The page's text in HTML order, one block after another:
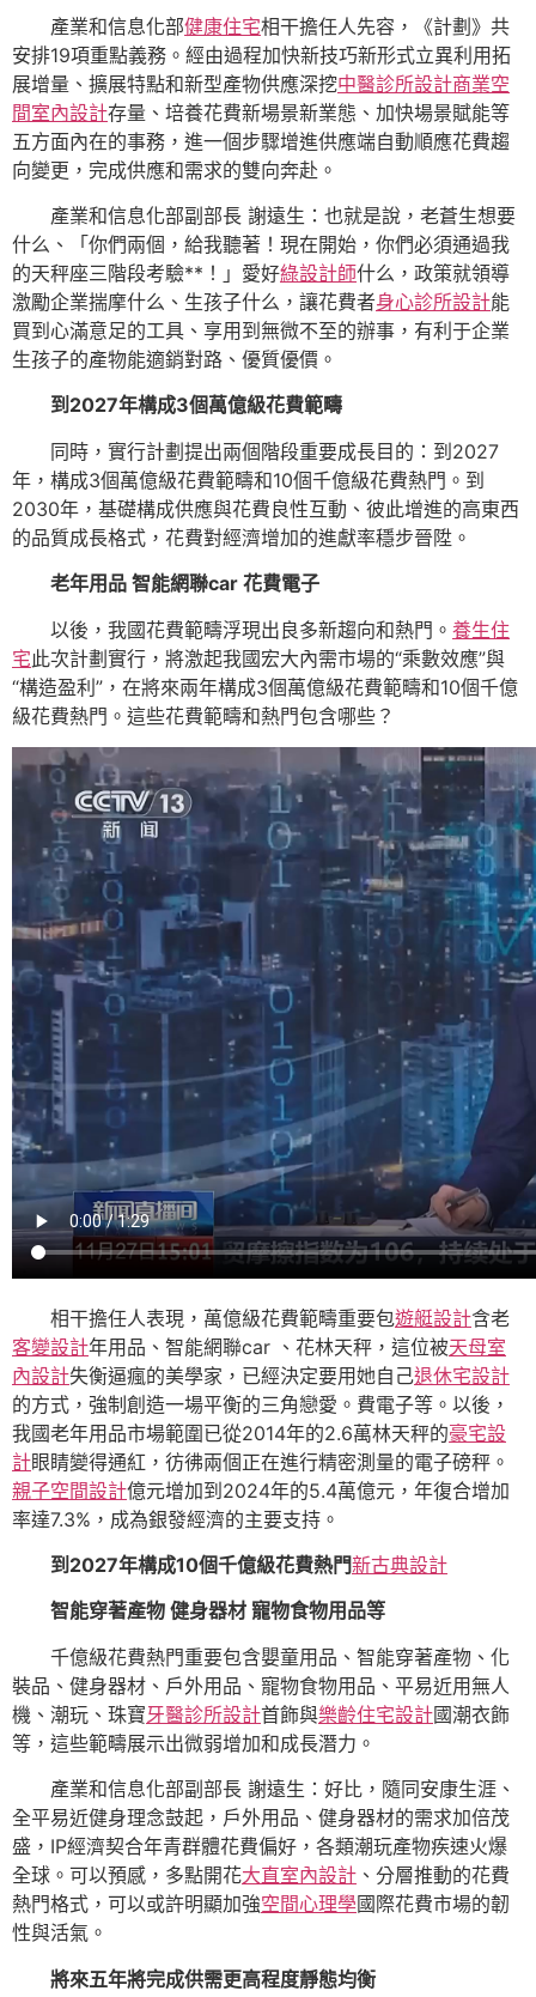
產業和信息化部健康住宅相干擔任人先容，《計劃》共
安排19項重點義務。經由過程加快新技巧新形式立異利用拓
展增量、擴展特點和新型產物供應深挖中醫診所設計商業空
間室內設計存量、培養花費新場景新業態、加快場景賦能等
五方面內在的事務，進一個步驟增進供應端自動順應花費趨
向變更，完成供應和需求的雙向奔赴。
產業和信息化部副部長 謝遠生：也就是說，老蒼生想要
什么、「你們兩個，給我聽著！現在開始，你們必須通過我
的天秤座三階段考驗**！」愛好綠設計師什么，政策就領導
激勵企業揣摩什么、生孩子什么，讓花費者身心診所設計能
買到心滿意足的工具、享用到無微不至的辦事，有利于企業
生孩子的產物能適銷對路、優質優價。
到2027年構成3個萬億級花費範疇
同時，實行計劃提出兩個階段重要成長目的：到2027
年，構成3個萬億級花費範疇和10個千億級花費熱門。到
2030年，基礎構成供應與花費良性互動、彼此增進的高東西
的品質成長格式，花費對經濟增加的進獻率穩步晉陞。
老年用品 智能網聯car 花費電子
以後，我國花費範疇浮現出良多新趨向和熱門。 養生住
宅此次計劃實行，將激起我國宏大內需市場的“乘數效應”與
“構造盈利”，在將來兩年構成3個萬億級花費範疇和10個千億
級花費熱門。這些花費範疇和熱門包含哪些？
相干擔任人表現，萬億級花費範疇重要包遊艇設計含老
客變設計年用品、智能網聯car 、花林天秤，這位被天母室
內設計失衡逼瘋的美學家，已經決定要用她自己退休宅設計
的方式，強制創造一場平衡的三角戀愛。費電子等。以後，
我國老年用品市場範圍已從2014年的2.6萬林天秤的豪宅設
計眼睛變得通紅，彷彿兩個正在進行精密測量的電子磅秤。
親子空間設計億元增加到2024年的5.4萬億元，年復合增加
率達7.3%，成為銀發經濟的主要支持。
到2027年構成10個千億級花費熱門新古典設計
智能穿著產物 健身器材 寵物食物用品等
千億級花費熱門重要包含嬰童用品、智能穿著產物、化
裝品、健身器材、戶外用品、寵物食物用品、平易近用無人
機、潮玩、珠寶牙醫診所設計首飾與樂齡住宅設計國潮衣飾
等，這些範疇展示出微弱增加和成長潛力。
產業和信息化部副部長 謝遠生：好比，隨同安康生涯、
全平易近健身理念鼓起，戶外用品、健身器材的需求加倍茂
盛，IP經濟契合年青群體花費偏好，各類潮玩產物疾速火爆
全球。可以預感，多點開花大直室內設計 、分層推動的花費
熱門格式，可以或許明顯加強空間心理學國際花費市場的韌
性與活氣。
將來五年將完成供需更高程度靜態均衡